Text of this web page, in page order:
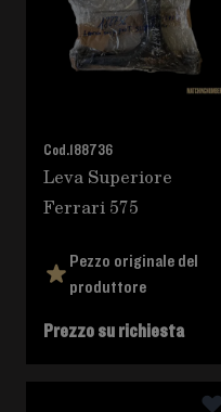
Cod.188736
Leva Superiore
Ferrari 575
Pezzo originale del
produttore
Prezzo su richiesta